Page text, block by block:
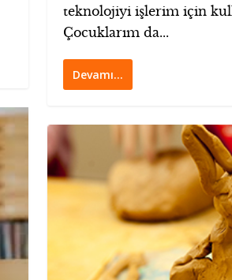
teknolojiyi işlerim için
Çocuklarım da...
Devamı…